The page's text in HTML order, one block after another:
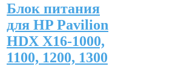
Блок питания
для HP Pavilion
HDX X16-1000,
1100, 1200, 1300